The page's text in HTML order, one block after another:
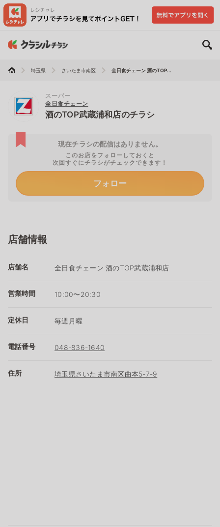
埼玉県 さいたま市南区 全日食チェーン 酒のTOP...
スーパー
全日食チェーン
酒のTOP武蔵浦和店のチラシ
現在チラシの配信はありません。
このお店をフォローしておくと
次回すぐにチラシがチェックできます！
フォロー
店舗情報
店舗名 全日食チェーン 酒のTOP武蔵浦和店
営業時間 10:00〜20:30
定休日 毎週月曜
電話番号 048-836-1640
住所 埼玉県さいたま市南区曲本5-7-9